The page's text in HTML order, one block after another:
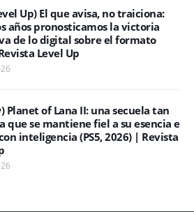
Up) El que avisa, no traiciona:
años pronosticamos la victoria
de lo digital sobre el formato
Level Up
Planet of Lana II: una secuela tan
que se mantiene fiel a su esencia e
inteligencia (PS5, 2026) | Revista